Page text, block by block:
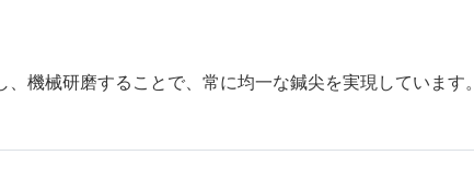
機械研磨することで、常に均一な鍼尖を実現しています。